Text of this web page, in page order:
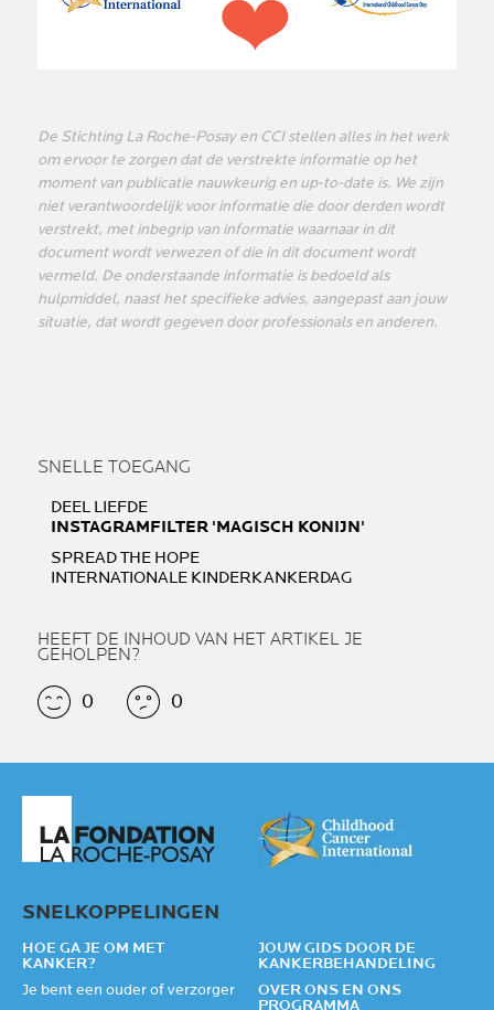
De Stichting La Roche-Posay en CCI stellen alles in het werk
om ervoor te zorgen dat de verstrekte informatie op het
moment van publicatie nauwkeurig en up-to-date is. We zijn
niet verantwoordelijk voor informatie die door derden wordt
verstrekt, met inbegrip van informatie waarnaar in dit
document wordt verwezen of die in dit document wordt
vermeld. De onderstaande informatie is bedoeld als
hulpmiddel, naast het specifieke advies, aangepast aan jouw
situatie, dat wordt gegeven door professionals en anderen.
SNELLE TOEGANG
DEEL LIEFDE
INSTAGRAMFILTER 'MAGISCH KONIJN'
SPREAD THE HOPE
INTERNATIONALE KINDERKANKERDAG
HEEFT DE INHOUD VAN HET ARTIKEL JE
GEHOLPEN?
0 0
SNELKOPPELINGEN
HOE GA JE OM MET
KANKER?
Je bent een ouder of verzorger
JOUW GIDS DOOR DE
KANKERBEHANDELING
OVER ONS EN ONS
PROGRAMMA